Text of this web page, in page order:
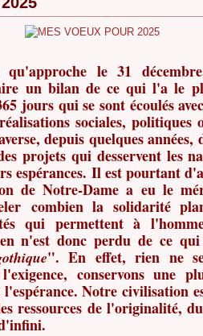
qu'approche le 31
un bilan de ce qui l'a le
jours qui se sont écoulés
sociales,
depuis quelques années,
projets qui desservent les
espérances. Il est pourtant
de Notre-Dame a eu le
combien la solidarité
qui permettent à
n'est donc perdu de ce
". En effet, rien ne
conservons une
Notre civilisation
ressources de l'originalité,